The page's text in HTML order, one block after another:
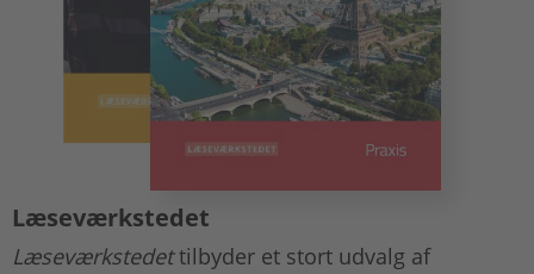
Læseværkstedet
Læseværkstedettilbyder et stort udvalg af